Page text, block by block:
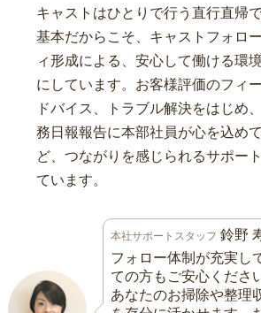
キャストはひとりで行う直行直帰
基本だからこそ、キャストフォロ
ィ形成による、安心して働ける環
にしています。お客様評価のフィ
ドバイス、トラブル解決をはじめ
務日報報告に本部社員が心を込め
ど、つながりを感じられるサポー
ています。
本社サポートスタッフ 鈴野
フォロー体制が充実し
ての方もご安心くださ
あなたのお掃除や整理